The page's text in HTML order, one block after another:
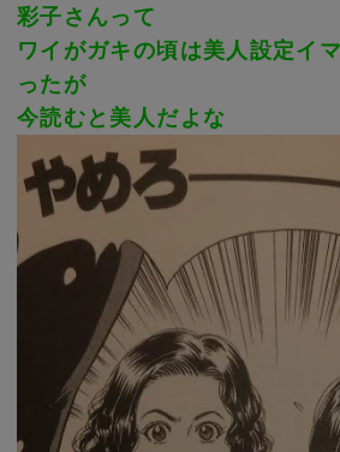
彩子さんって
ワイがガキの頃は美人設定イ
ったが
今読むと美人だよな